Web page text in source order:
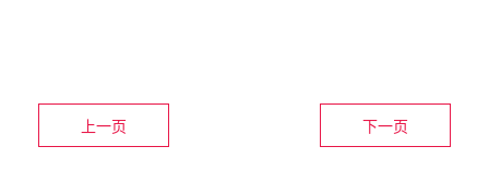
上一页 下一页